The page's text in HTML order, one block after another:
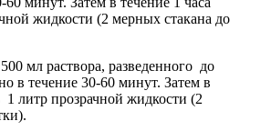
жидкости (2 мерных стакана до
мл раствора, разведенного до
в течение 30-60 минут. Затем в
1 литр прозрачной жидкости (2